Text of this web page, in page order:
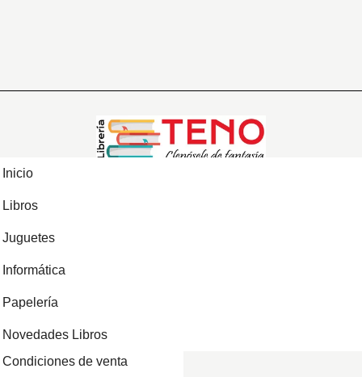
Inicio
Libros
Juguetes
Informática
Papelería
Novedades Libros
Condiciones de venta